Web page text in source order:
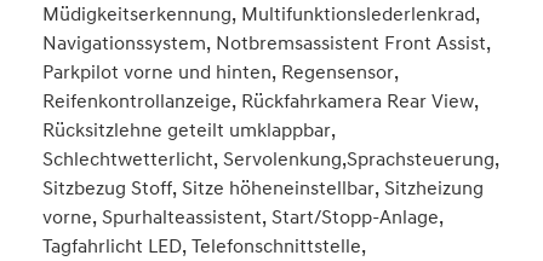
Müdigkeitserkennung, Multifunktionslederlenkrad,
Navigationssystem, Notbremsassistent Front Assist,
Parkpilot vorne und hinten, Regensensor,
Reifenkontrollanzeige, Rückfahrkamera Rear View,
Rücksitzlehne geteilt umklappbar,
Schlechtwetterlicht, Servolenkung,Sprachsteuerung,
Sitzbezug Stoff, Sitze höheneinstellbar, Sitzheizung
vorne, Spurhalteassistent, Start/Stopp-Anlage,
Tagfahrlicht LED, Telefonschnittstelle,